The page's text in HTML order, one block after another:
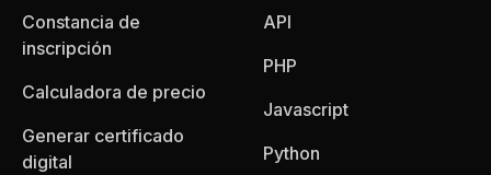
Constancia de
inscripción
Calculadora de precio
Generar certificado
digital
API
PHP
Javascript
Python